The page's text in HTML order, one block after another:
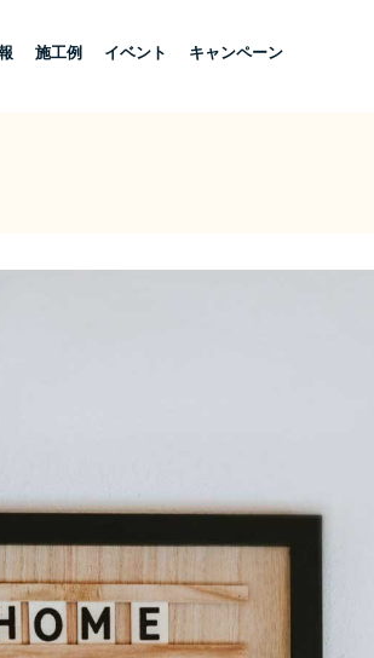
施工例 イベント キャンペーン